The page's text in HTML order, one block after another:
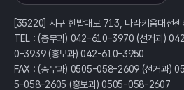
[35220] 서구 한밭대로 713, 나라키움대전
TEL : (총무과) 042-610-3970 (선거과)
0-3939 (홍보과) 042-610-3950
FAX : (총무과) 0505-058-2609 (선거과)
5-058-2605 (홍보과) 0505-058-2607